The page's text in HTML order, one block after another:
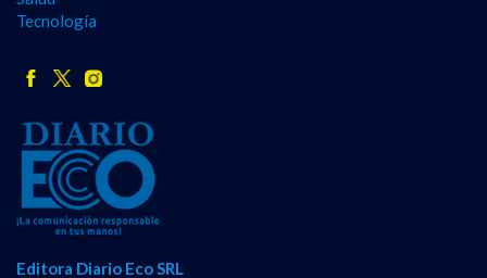
Tecnología
Editora Diario Eco SRL